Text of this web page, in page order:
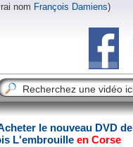
nom François Damiens)
le nouveau DVD de
L'embrouille en Corse